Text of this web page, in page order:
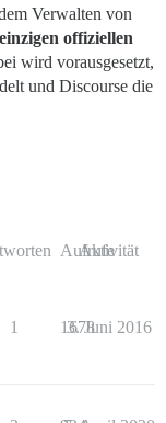
Verwalten von
einzigen offiziellen
wird vorausgesetzt,
und Discourse die
Aufrufe
Aktivität
1 1678
3. Juni 2016